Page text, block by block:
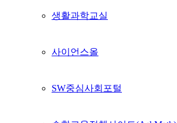
생활과학교실
사이언스올
SW중심사회포털